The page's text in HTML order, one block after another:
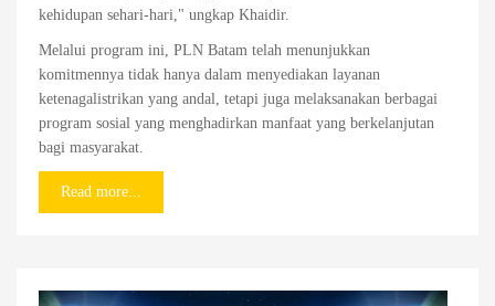
kehidupan sehari-hari," ungkap Khaidir.
Melalui program ini, PLN Batam telah menunjukkan
komitmennya tidak hanya dalam menyediakan layanan
ketenagalistrikan yang andal, tetapi juga melaksanakan berbagai
program sosial yang menghadirkan manfaat yang berkelanjutan
bagi masyarakat.
Read more...